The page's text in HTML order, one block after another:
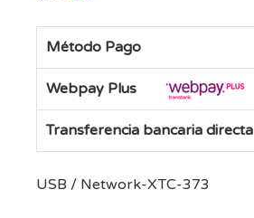
Método Pago
Webpay Plus
Transferencia bancaria directa
USB / Network-XTC-373